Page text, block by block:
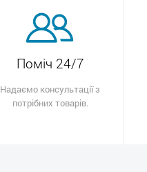
Поміч 24/7
Надаємо консультації з
потрібних товарів.